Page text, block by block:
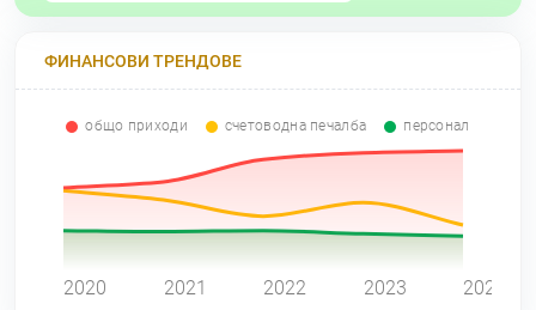
ФИНАНСОВИ ТРЕНДОВЕ
общо приходи счетоводна печалба персонал
2020 2021 2022 2023 2024